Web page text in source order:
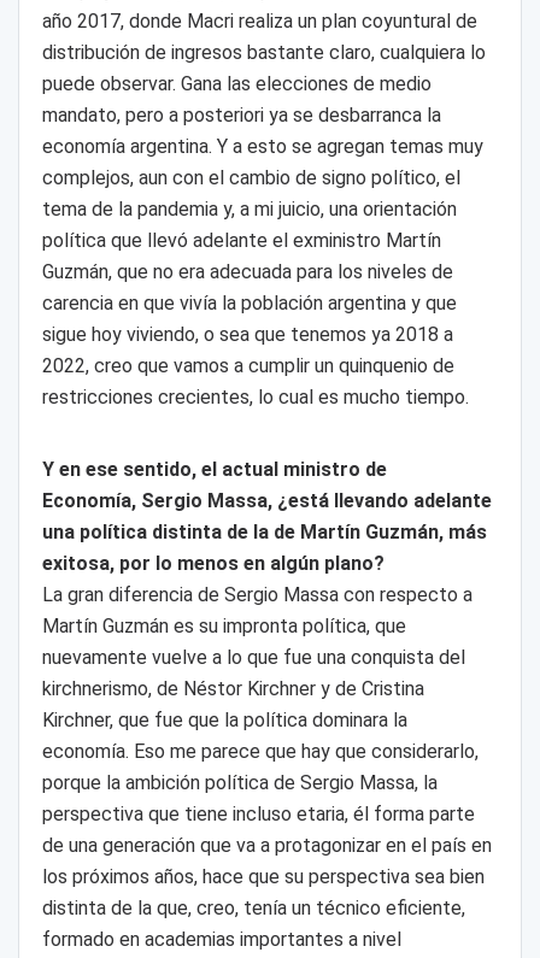
año 2017, donde Macri realiza un plan coyuntural de
distribución de ingresos bastante claro, cualquiera lo
puede observar. Gana las elecciones de medio
mandato, pero a posteriori ya se desbarranca la
economía argentina. Y a esto se agregan temas muy
complejos, aun con el cambio de signo político, el
tema de la pandemia y, a mi juicio, una orientación
política que llevó adelante el exministro Martín
Guzmán, que no era adecuada para los niveles de
carencia en que vivía la población argentina y que
sigue hoy viviendo, o sea que tenemos ya 2018 a
2022, creo que vamos a cumplir un quinquenio de
restricciones crecientes, lo cual es mucho tiempo.
Y en ese sentido, el actual ministro de
Economía, Sergio Massa, ¿está llevando adelante
una política distinta de la de Martín Guzmán, más
exitosa, por lo menos en algún plano?
La gran diferencia de Sergio Massa con respecto a
Martín Guzmán es su impronta política, que
nuevamente vuelve a lo que fue una conquista del
kirchnerismo, de Néstor Kirchner y de Cristina
Kirchner, que fue que la política dominara la
economía. Eso me parece que hay que considerarlo,
porque la ambición política de Sergio Massa, la
perspectiva que tiene incluso etaria, él forma parte
de una generación que va a protagonizar en el país en
los próximos años, hace que su perspectiva sea bien
distinta de la que, creo, tenía un técnico eficiente,
formado en academias importantes a nivel